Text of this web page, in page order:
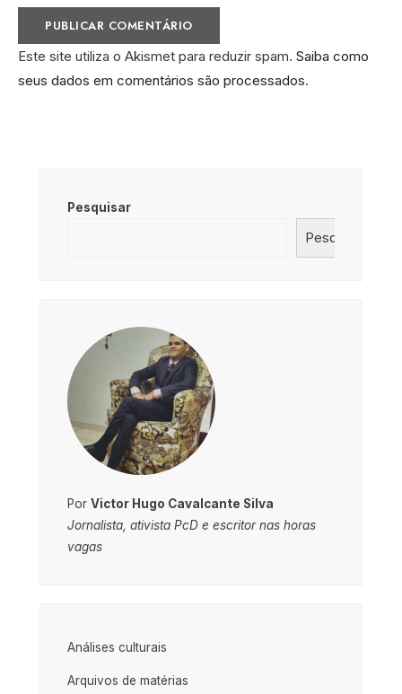
Este site utiliza o Akismet para reduzir spam. Saiba como
seus dados em comentários são processados.
Pesquisar
Pesquisar
Por Victor Hugo Cavalcante Silva
Jornalista, ativista PcD e escritor nas horas
vagas
Análises culturais
Arquivos de matérias